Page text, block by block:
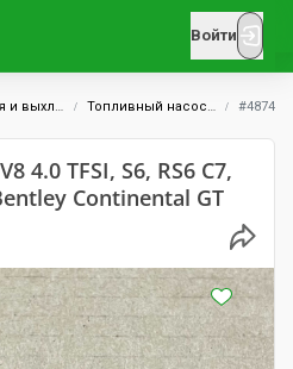
Войти
системы Топливный насос высокого давления (ТНВД) #4874
4.0 TFSI, S6, RS6 C7,
Continental GT